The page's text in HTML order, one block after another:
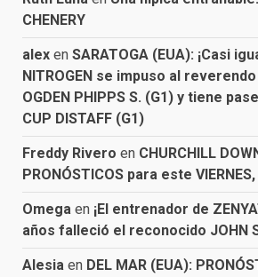
CHENERY
alex en SARATOGA (EUA): ¡Casi
NITROGEN se impuso al
OGDEN PHIPPS S. (G1) y tiene pase
CUP DISTAFF (G1)
Freddy Rivero en CHURCHILL
PRONÓSTICOS para este
Omega en ¡El entrenador de
años falleció el reconocido JOHN
Alesia en DEL MAR (EUA):